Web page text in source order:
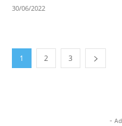
30/06/2022
1 2 3
-